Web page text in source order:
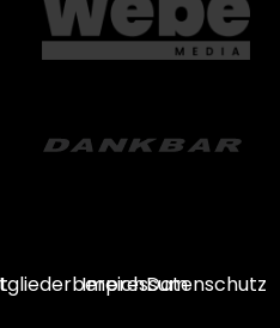
ImpressumDatenschutz